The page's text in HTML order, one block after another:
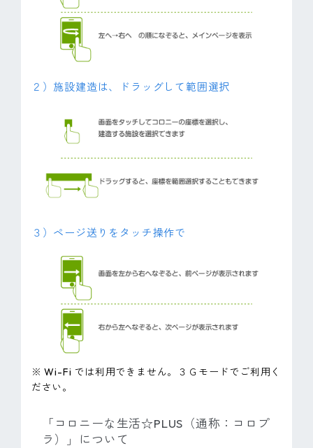
２）施設建造は、ドラッグして範囲選択
３）ページ送りをタッチ操作で
※ Wi-Fi では利用できません。３Ｇモードでご利用く
ださい。
「コロニーな生活☆PLUS（通称：コロプ
ラ）」について